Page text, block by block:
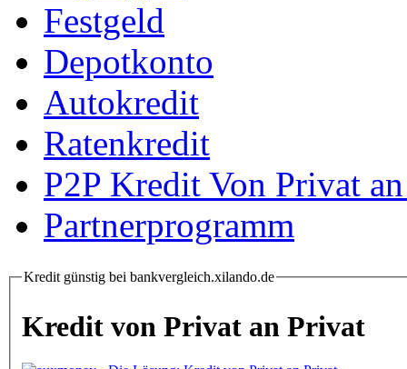
Festgeld
Depotkonto
Autokredit
Ratenkredit
P2P Kredit Von Privat
Partnerprogramm
Kredit günstig bei bankvergleich.xilando.de
Kredit von Privat an Privat